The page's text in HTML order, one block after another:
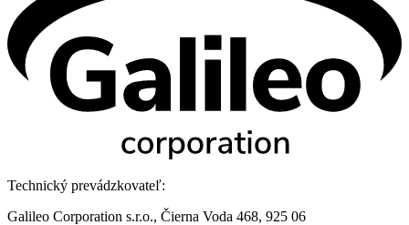
Technický prevádzkovateľ:
Galileo Corporation s.r.o., Čierna Voda 468, 925 06